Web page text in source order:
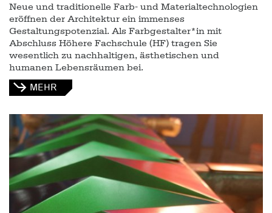
Neue und traditionelle Farb- und Materialtechnologien
eröffnen der Architektur ein immenses
Gestaltungspotenzial. Als Farbgestalter*in mit
Abschluss Höhere Fachschule (HF) tragen Sie
wesentlich zu nachhaltigen, ästhetischen und
humanen Lebensräumen bei.
MEHR